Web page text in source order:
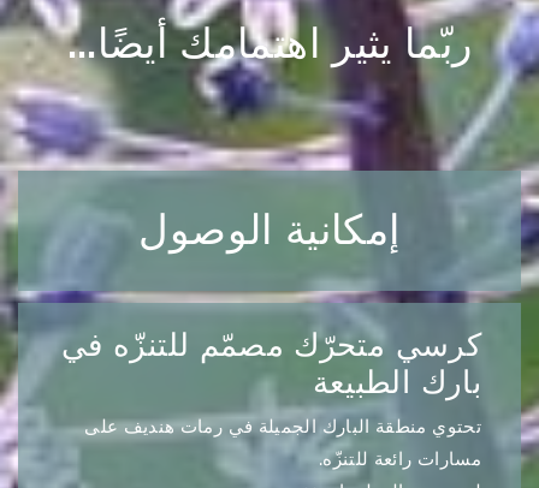
ربّما يثير اهتمامك أيضًا...
إمكانية الوصول
كرسي متحرّك مصمّم للتنزّه في
بارك الطبيعة
تحتوي منطقة البارك الجميلة في رمات هنديف على
مسارات رائعة للتنزّه.